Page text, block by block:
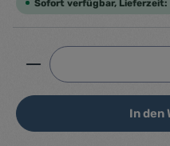
Sofort verfügbar, Lieferzeit:
Produkt Anzahl: Gib
In den